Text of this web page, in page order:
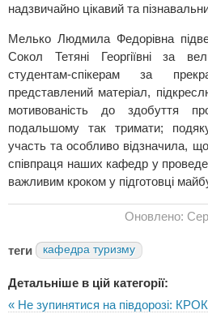
надзвичайно цікавий та
Мелько Людмила Федорівна
Сокол Тетяні Георгіївні за
студентам-спікерам за
представлений матеріал,
мотивованість до здобуття
подальшому так тримати;
участь та особливо відзначила,
співпраця наших кафедр у
важливим кроком у підготовці
Оновлено:
теги кафедра туризму
Детальніше в цій категорії:
« Не зупинятися на півдорозі: